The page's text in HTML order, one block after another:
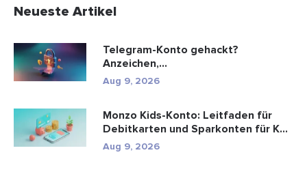
Neueste Artikel
Telegram-Konto gehackt?
Anzeichen,
Wiederherstellungsschritte und ...
Aug 9, 2026
Monzo Kids-Konto: Leitfaden für
Debitkarten und Sparkonten für K...
Aug 9, 2026